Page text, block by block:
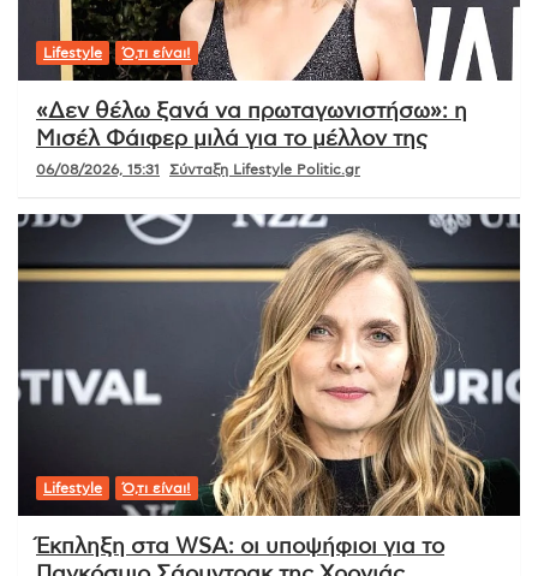
Lifestyle Ό,τι είναι!
«Δεν θέλω ξανά να πρωταγωνιστήσω»: η
Μισέλ Φάιφερ μιλά για το μέλλον της
06/08/2026, 15:31 Σύνταξη Lifestyle Politic.gr
Lifestyle Ό,τι είναι!
Έκπληξη στα WSA: οι υποψήφιοι για το